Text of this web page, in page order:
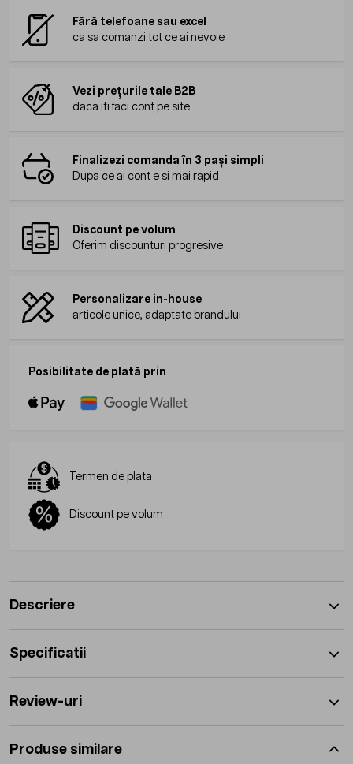
Fără telefoane sau excel
ca sa comanzi tot ce ai nevoie
Vezi prețurile tale B2B
daca iti faci cont pe site
Finalizezi comanda în 3 pași simpli
Dupa ce ai cont e si mai rapid
Discount pe volum
Oferim discounturi progresive
Personalizare in-house
articole unice, adaptate brandului
Posibilitate de plată prin
Termen de plata
Discount pe volum
Descriere
Specificatii
Review-uri
Produse similare